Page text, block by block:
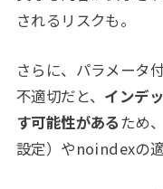
されるリスクも。
さらに、パラメータ
不適切だと、 インデ
す可能性があるため
設定）やnoindexの適